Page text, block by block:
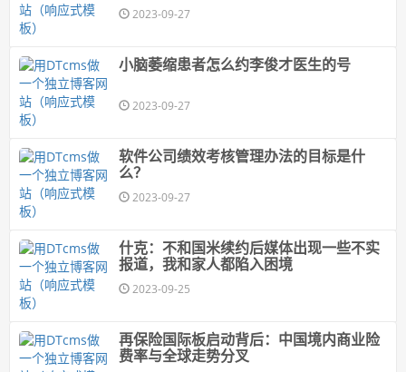
2023-09-27
小脑萎缩患者怎么约李俊才医生的号
2023-09-27
软件公司绩效考核管理办法的目标是什
么？
2023-09-27
什克：不和国米续约后媒体出现一些不实
报道，我和家人都陷入困境
2023-09-25
再保险国际板启动背后：中国境内商业险
费率与全球走势分叉